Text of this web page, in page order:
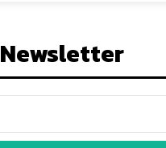
Newsletter